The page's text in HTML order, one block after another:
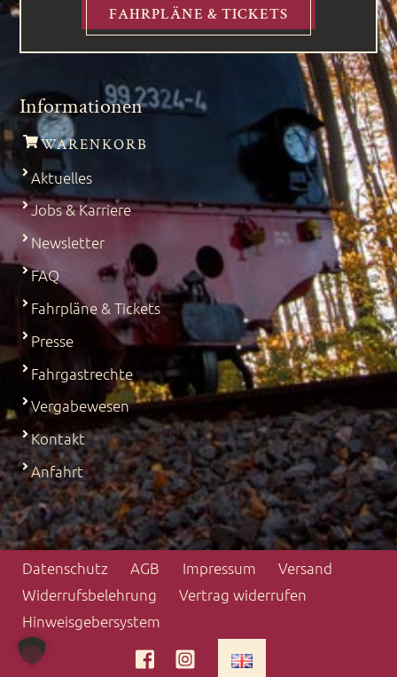
FAHRPLÄNE & TICKETS
Informationen
WARENKORB
Aktuelles
Jobs & Karriere
Newsletter
FAQ
Fahrpläne & Tickets
Presse
Fahrgastrechte
Vergabewesen
Kontakt
Anfahrt
Datenschutz AGB Impressum
Versand
Widerrufs­belehrung
Vertrag widerrufen
Hinweisgebersystem